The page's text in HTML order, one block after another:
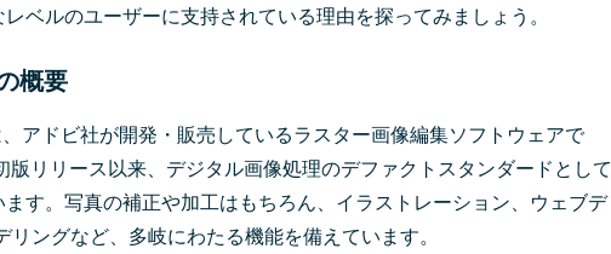
ベルのユーザーに支持されている理由を探ってみましょう。
概要
アドビ社が開発・販売しているラスター画像編集ソフトウェアで
版リリース以来、デジタル画像処理のデファクトスタンダードとして
す。写真の補正や加工はもちろん、イラストレーション、ウェブデ
リングなど、多岐にわたる機能を備えています。